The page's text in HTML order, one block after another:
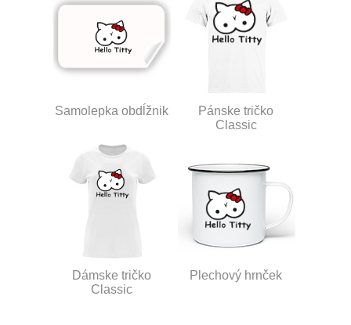
Samolepka obdĺžnik
Pánske tričko
Classic
Dámske tričko
Classic
Plechový hrnček